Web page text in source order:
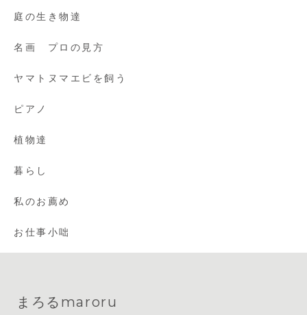
庭の生き物達
名画 プロの見方
ヤマトヌマエビを飼う
ピアノ
植物達
暮らし
私のお薦め
お仕事小咄
まろるmaroru